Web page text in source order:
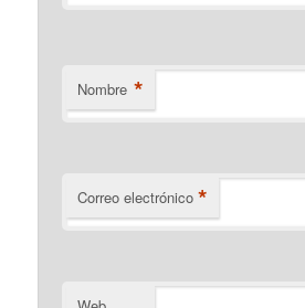
Nombre *
Correo electrónico *